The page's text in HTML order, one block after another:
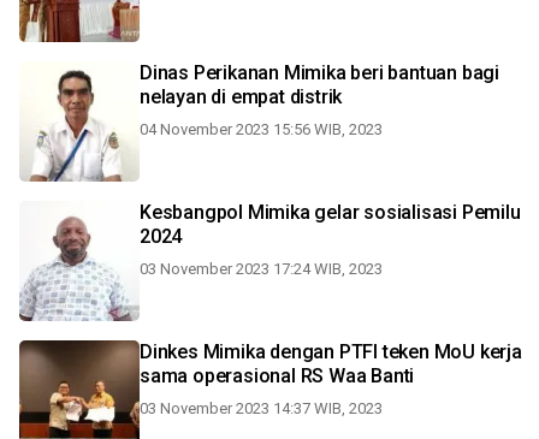
Dinas Perikanan Mimika beri bantuan bagi
nelayan di empat distrik
04 November 2023 15:56 WIB, 2023
Kesbangpol Mimika gelar sosialisasi Pemilu
2024
03 November 2023 17:24 WIB, 2023
Dinkes Mimika dengan PTFI teken MoU kerja
sama operasional RS Waa Banti
03 November 2023 14:37 WIB, 2023